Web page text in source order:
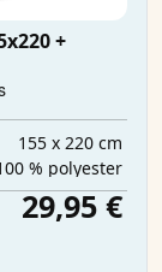
+
155 x 220 cm
% polyester
29,95 €